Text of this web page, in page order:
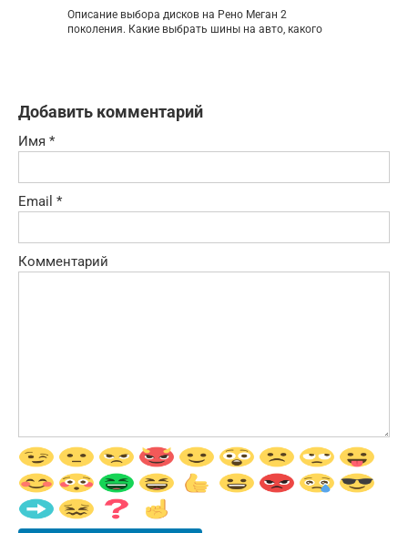
Описание выбора дисков на Рено Меган 2
поколения. Какие выбрать шины на авто, какого
Добавить комментарий
Имя *
Email *
Комментарий